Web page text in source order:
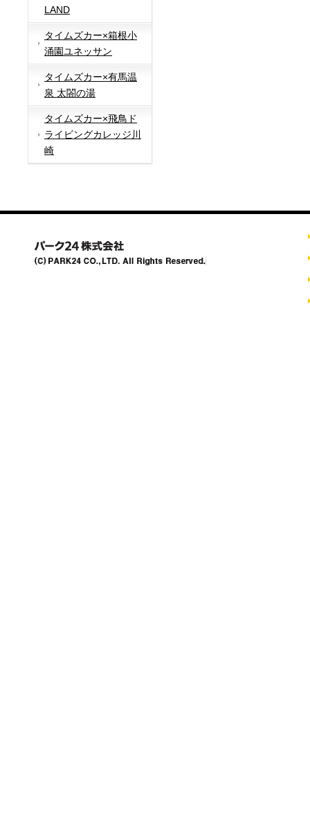
LAND
タイムズカー×箱根小
涌園ユネッサン
タイムズカー×有馬温
泉 太閤の湯
タイムズカー×飛鳥ド
ライビングカレッジ川
崎